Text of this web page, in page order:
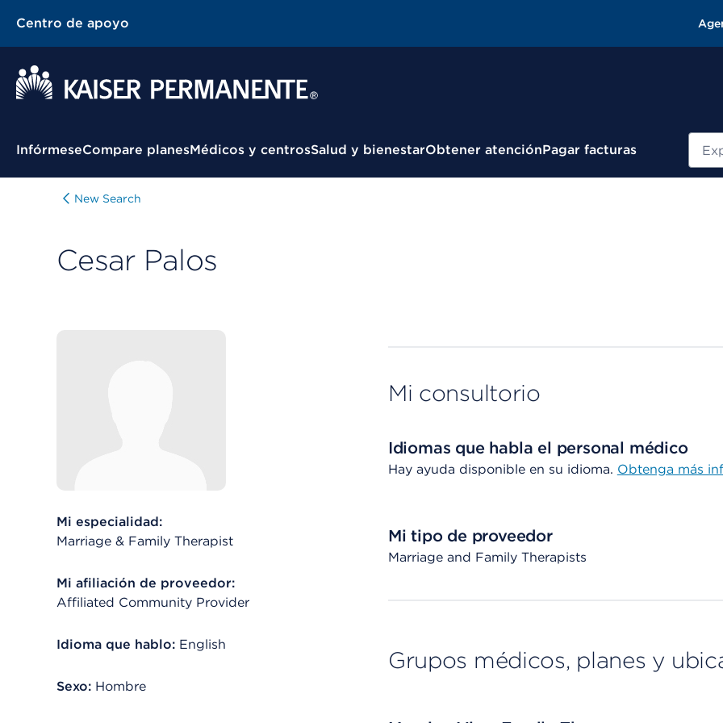
Centro de apoyo
Menú contextual
InfórmeseCompare planesMédicos y centrosSalud y bienestarObtener atenciónPagar facturas
New Search
Cesar Palos
Mi especialidad:
Marriage & Family Therapist
Mi afiliación de proveedor:
Affiliated Community Provider
Idioma que hablo: English
Sexo: Hombre
Mi consultorio
Idiomas que habla el personal médico
Hay ayuda disponible en su idioma. Obtenga más
Mi tipo de proveedor
Marriage and Family Therapists
Grupos médicos, planes y